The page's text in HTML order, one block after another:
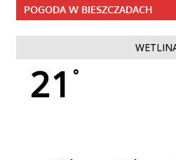
POGODA W BIESZCZADACH
21 °